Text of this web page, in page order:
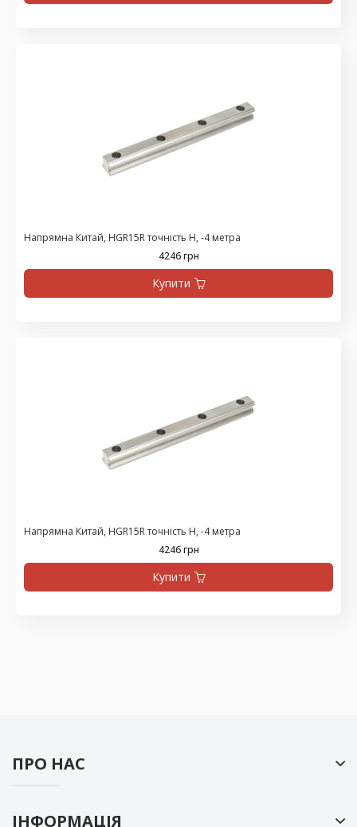
Напрямна Китай, HGR15R точність H, -4 метра
4246 грн
Купити
Напрямна Китай, HGR15R точність H, -4 метра
4246 грн
Купити
ПРО НАС
ІНФОРМАЦІЯ